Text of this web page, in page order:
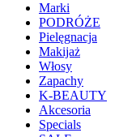
Marki
PODRÓŻE
Pielęgnacja
Makijaż
Włosy
Zapachy
K-BEAUTY
Akcesoria
Specials